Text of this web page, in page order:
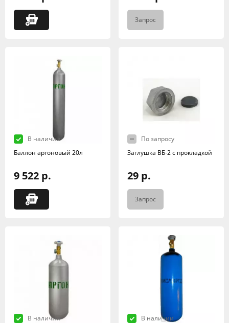
Запрос
В наличии
Баллон аргоновый 20л
9 522 р.
По запросу
Заглушка ВБ-2 с прокладкой
29 р.
Запрос
В наличии
В наличии